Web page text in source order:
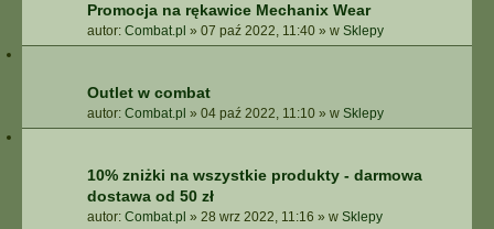
Promocja na rękawice Mechanix Wear
autor: Combat.pl » 07 paź 2022, 11:40 » w Sklepy
Outlet w combat
autor: Combat.pl » 04 paź 2022, 11:10 » w Sklepy
10% zniżki na wszystkie produkty - darmowa
dostawa od 50 zł
autor: Combat.pl » 28 wrz 2022, 11:16 » w Sklepy